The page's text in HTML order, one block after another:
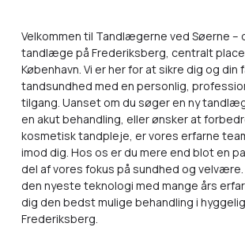
Velkommen til Tandlægerne ved Søerne –
tandlæge på Frederiksberg, centralt
København. Vi er her for at sikre dig og din
tandsundhed med en personlig,
tilgang. Uanset om du søger en ny
en akut behandling, eller ønsker at
kosmetisk tandpleje, er vores erfarne
imod dig. Hos os er du mere end blot en
del af vores fokus på sundhed og velvære.
den nyeste teknologi med mange års
dig den bedst mulige behandling i
Frederiksberg.